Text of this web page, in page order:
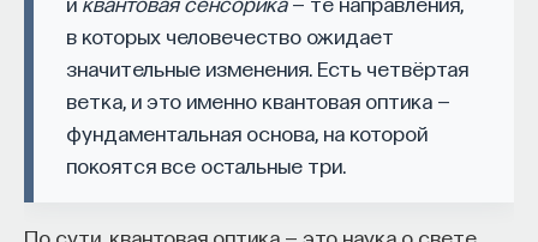
в которых человечество ожидает
значительные изменения. Есть четвёртая
ветка, и это именно квантовая оптика —
фундаментальная основа, на которой
покоятся все остальные три.
По сути, квантовая оптика — это наука о свете,
КУРС
Наука сна: как управлять
своим сном
СОХРАНИТЬ КУРС